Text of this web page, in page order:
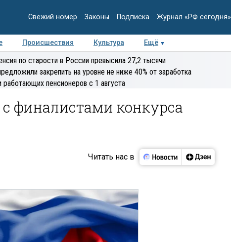
Свежий номер Законы Подписка Журнал «РФ сегодня»
Происшествия Культура Ещё
Медиацентр Интервью Колумнисты
по старости в России превысила 27,2 тысячи
закрепить на уровне не ниже 40% от заработка
работающих пенсионеров с 1 августа
финалистами конкурса
Читать нас в